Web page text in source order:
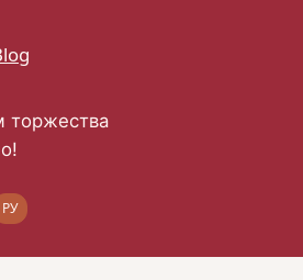
торжества
РУ